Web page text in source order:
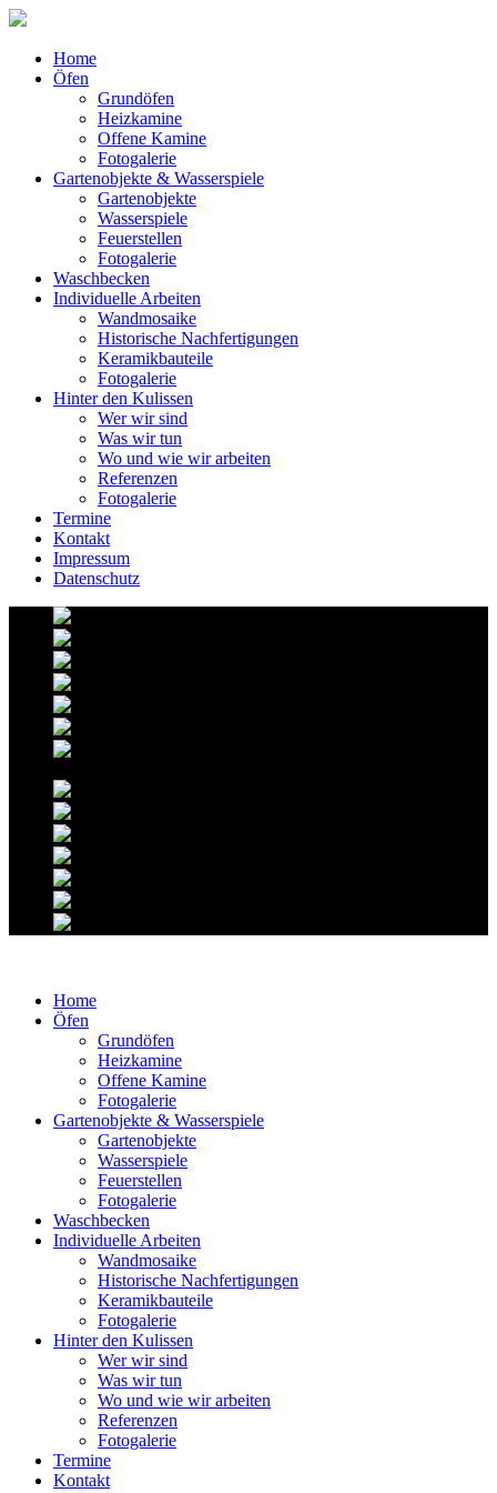
Home
Öfen
Grundöfen
Heizkamine
Offene Kamine
Fotogalerie
Gartenobjekte & Wasserspiele
Gartenobjekte
Wasserspiele
Feuerstellen
Fotogalerie
Waschbecken
Individuelle Arbeiten
Wandmosaike
Historische Nachfertigungen
Keramikbauteile
Fotogalerie
Hinter den Kulissen
Wer wir sind
Was wir tun
Wo und wie wir arbeiten
Referenzen
Fotogalerie
Termine
Kontakt
Impressum
Datenschutz
Home
Öfen
Grundöfen
Heizkamine
Offene Kamine
Fotogalerie
Gartenobjekte & Wasserspiele
Gartenobjekte
Wasserspiele
Feuerstellen
Fotogalerie
Waschbecken
Individuelle Arbeiten
Wandmosaike
Historische Nachfertigungen
Keramikbauteile
Fotogalerie
Hinter den Kulissen
Wer wir sind
Was wir tun
Wo und wie wir arbeiten
Referenzen
Fotogalerie
Termine
Kontakt